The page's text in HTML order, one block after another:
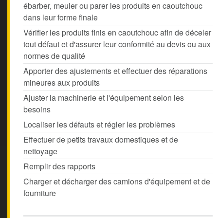
ébarber, meuler ou parer les produits en caoutchouc
dans leur forme finale
Vérifier les produits finis en caoutchouc afin de déceler
tout défaut et d'assurer leur conformité au devis ou aux
normes de qualité
Apporter des ajustements et effectuer des réparations
mineures aux produits
Ajuster la machinerie et l'équipement selon les
besoins
Localiser les défauts et régler les problèmes
Effectuer de petits travaux domestiques et de
nettoyage
Remplir des rapports
Charger et décharger des camions d'équipement et de
fourniture